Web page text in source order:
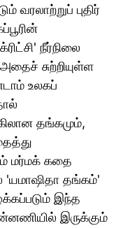
வரலாற்றுப் புதிர்
நீர்நிலை
சுற்றியுள்ள
உலகப்
தங்கமும்,
மர்மக் கதை
'யமாஷிதா தங்கம்'
இந்த
இருக்கும்